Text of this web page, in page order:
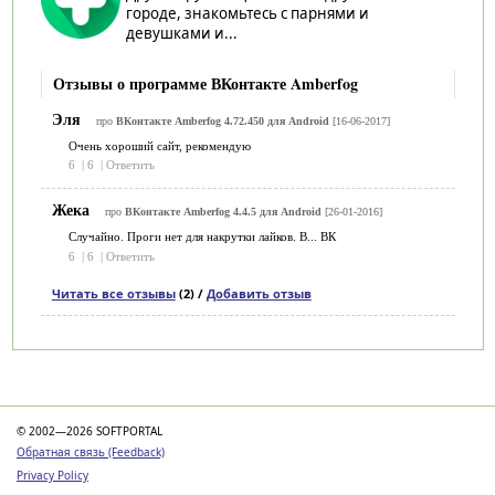
городе, знакомьтесь с парнями и
девушками и...
Отзывы о программе ВКонтакте Amberfog
Эля
про ВКонтакте Amberfog 4.72.450 для Android [16-06-2017]
Очень хороший сайт, рекомендую
6
6 Ответить
Жека про ВКонтакте Amberfog 4.4.5 для Android[26-01-2016]
Случайно. Проги нет для накрутки лайков. В... ВК
6
| 6 | Ответить
Читать все отзывы(2) / Добавить отзыв
© 2002—2026 SOFTPORTAL
Обратная связь (Feedback)
Privacy Policy